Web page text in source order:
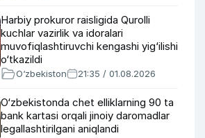
Harbiy prokuror raisligida Qurolli
kuchlar vazirlik va idoralari
muvofiqlashtiruvchi kengashi yig‘ilishi
o‘tkazildi
O‘zbekiston 21:35 / 01.08.2026
O‘zbekistonda chet elliklarning 90 ta
bank kartasi orqali jinoiy daromadlar
legallashtirilgani aniqlandi